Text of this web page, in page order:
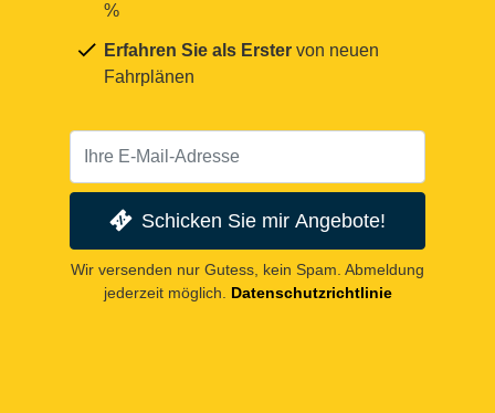
%
Erfahren Sie als Erster von neuen
Fahrplänen
Schicken Sie mir Angebote!
Wir versenden nur Gutess, kein Spam. Abmeldung
jederzeit möglich.
Datenschutzrichtlinie